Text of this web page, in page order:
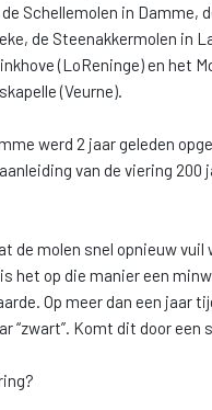
Schellemolen in Damme,
de Steenakkermolen in
(LoReninge) en het
(Veurne).
werd 2 jaar geleden
van de viering 200
de molen snel opnieuw vuil
het op die manier een
Op meer dan een jaar
“zwart”. Komt dit door een